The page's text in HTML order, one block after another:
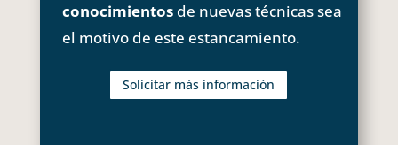
conocimientosde nuevas técnicas sea
el motivo de este estancamiento.
Solicitar más información